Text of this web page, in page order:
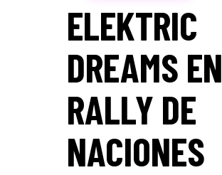
ELEKTRIC
DREAMS EN
RALLY DE
NACIONES